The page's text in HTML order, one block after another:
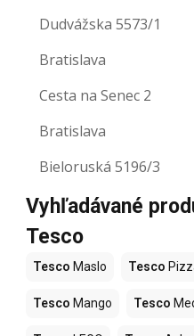
Dudvážska 5573/1
Bratislava
Cesta na Senec 2
Bratislava
Bieloruská 5196/3
Vyhľadávané
Tesco
Tesco Maslo Tesco
Tesco Mango Tesco